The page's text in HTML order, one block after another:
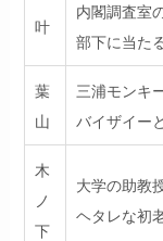
叶
内閣調査室
部下に当た
葉
山
三浦モンキ
バイザイー
木
ノ
下
大学の助教
ヘタレな初